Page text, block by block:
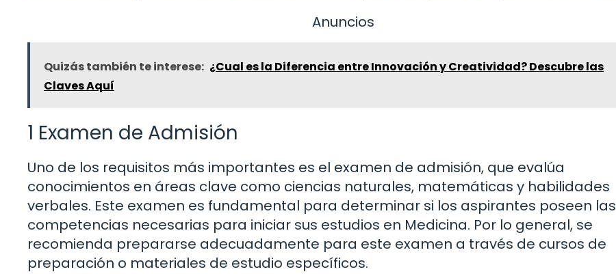
Anuncios
Quizás también te interese: ¿Cual es la Diferencia entre Innovación y Creatividad? Descubre las
Claves Aquí
1 Examen de Admisión
Uno de los requisitos más importantes es el examen de admisión, que evalúa
conocimientos en áreas clave como ciencias naturales, matemáticas y habilidades
verbales. Este examen es fundamental para determinar si los aspirantes poseen las
competencias necesarias para iniciar sus estudios en Medicina. Por lo general, se
recomienda prepararse adecuadamente para este examen a través de cursos de
preparación o materiales de estudio específicos.